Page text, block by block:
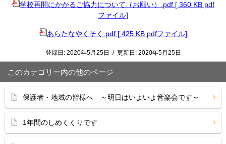
学校再開にかかるご協力について（お願い）.pdf [ 360 KB pdf
ファイル]
あらたなやくそく.pdf [ 425 KB pdfファイル]
登録日: 2020年5月25日 / 更新日: 2020年5月25日
このカテゴリー内の他のページ
保護者・地域の皆様へ ～明日はいよいよ音楽会です～
1年間のしめくくりです